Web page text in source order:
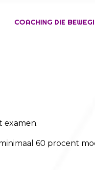
COACHING DIE
examen.
60 procent